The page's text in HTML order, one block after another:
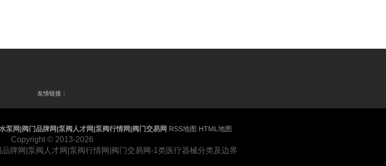
友情链接：
泵网|阀门品牌网|泵阀人才网|泵阀行情网|阀门交易网 RSS地图 HTML地图
Copyright © 2013-2026
牌网|泵阀人才网|泵阀行情网|阀门交易网-1类医疗器械分类及边界